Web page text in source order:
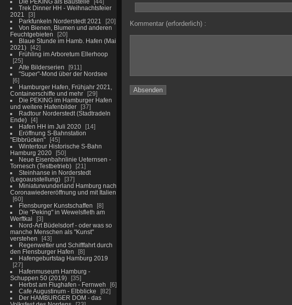
Trek Dinner HH - Weihnachtsfeier
2021
3
Parkfunkeln Norderstedt 2021
20
Von Bienen, Blumen und anderen
Feuchtgebieten
20
Blaue Stunde im Hamb. Hafen (Mai
2021)
42
Frühling im Arboretum Ellerhoop
25
Alte Bilderserien
911
"Super"-Mond über der Nordsee
6
Hamburger Hafen, Frühjahr 2021,
Containerschiffe und mehr
29
Die PEKING im Hamburger Hafen
und weitere Hafenbilder
37
Radtour Norderstedt (Stadtradeln
Ende)
4
Hafen HH im Juli 2020
14
Eröffnung S-Bahnstation
"Elbbrücken"
45
Wintertour Historische S-Bahn
Hamburg 2020
50
Neue Eisenbahnlinie Ueternsen -
Tornesch (Testbetrieb)
21
Steinhanse in Norderstedt
(Legoausstellung)
37
Miniaturwunderland Hamburg nach
Coronawiedereröffnung und mit Italien
60
Flensburger Kunstschaffen
8
Die "Peking" in Wewelsfleth am
Werftkai
3
Nord-Art Büdelsdorf - oder was so
manche Menschen als "Kunst"
verstehen
43
Regenwetter und Schifffahrt durch
den Flensburger Hafen
8
Hafengeburtstag Hamburg 2019
27
Hafenmuseum Hamburg -
Schuppen 50 (2019)
35
Herbst am Flughafen - Fernweh
6
Cafe Augustinum - Elbblicke
82
Der HAMBURGER DOM - das
Kommentar (erforderlich) :